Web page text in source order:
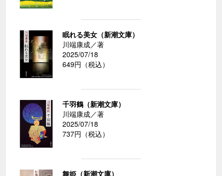
眠れる美女（新潮文庫）
川端康成／著
2025/07/18
649円（税込）
千羽鶴（新潮文庫）
川端康成／著
2025/07/18
737円（税込）
舞姫（新潮文庫）